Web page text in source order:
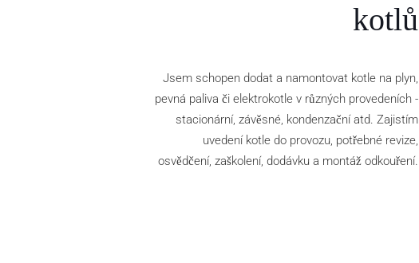
kotlů
Jsem schopen dodat a namontovat kotle na plyn,
pevná paliva či elektrokotle v různých provedeních -
stacionární, závěsné, kondenzační atd. Zajistím
uvedení kotle do provozu, potřebné revize,
osvědčení, zaškolení, dodávku a montáž odkouření.